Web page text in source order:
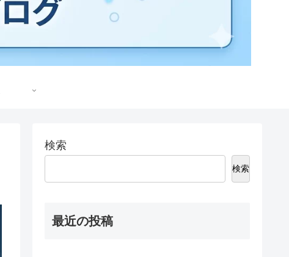
検索
検索
最近の投稿